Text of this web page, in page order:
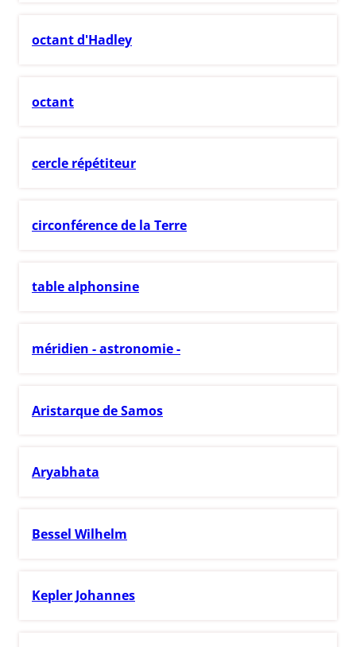
octant d'Hadley
octant
cercle répétiteur
circonférence de la Terre
table alphonsine
méridien - astronomie -
Aristarque de Samos
Aryabhata
Bessel Wilhelm
Kepler Johannes